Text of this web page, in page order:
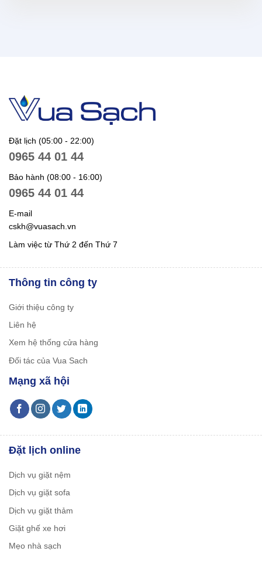
Đặt lịch (05:00 - 22:00)
0965 44 01 44
Bảo hành (08:00 - 16:00)
0965 44 01 44
E-mail
cskh@vuasach.vn
Làm việc từ Thứ 2 đến Thứ 7
Thông tin công ty
Giới thiệu công ty
Liên hệ
Xem hệ thống cửa hàng
Đối tác của Vua Sach
Mạng xã hội
Đặt lịch online
Dịch vụ giặt nệm
Dịch vụ giặt sofa
Dịch vụ giặt thảm
Giặt ghế xe hơi
Mẹo nhà sạch